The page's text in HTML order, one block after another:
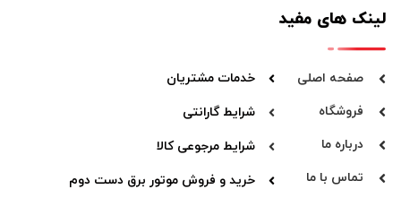
لینک های مفید
صفحه اصلی
فروشگاه
درباره ما
تماس با ما
خدمات مشتریان
شرایط گارانتی
شرایط مرجوعی کالا
خرید و فروش موتور برق دست دوم